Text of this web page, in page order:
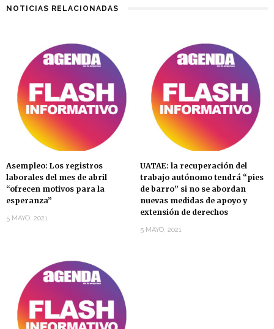
NOTICIAS RELACIONADAS
Asempleo: Los registros
laborales del mes de abril
“ofrecen motivos para la
esperanza”
5 MAYO, 2021
UATAE: la recuperación del
trabajo autónomo tendrá “pies
de barro” si no se abordan
nuevas medidas de apoyo y
extensión de derechos
5 MAYO, 2021